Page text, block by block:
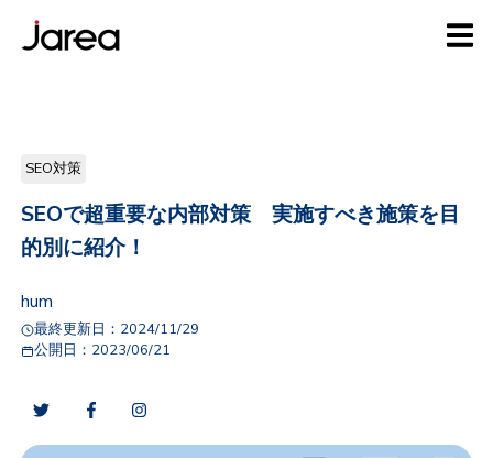
SEO対策
SEOで超重要な内部対策 実施すべき施策を目
的別に紹介！
hum
最終更新日： 2024/11/29
公開日： 2023/06/21